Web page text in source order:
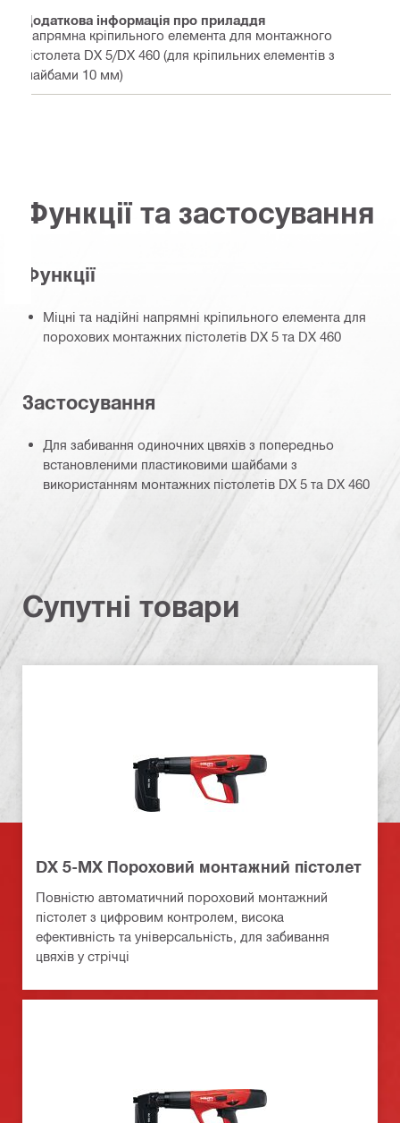
Додаткова інформація про приладдя
Напрямна кріпильного елемента для монтажного
пістолета DX 5/DX 460 (для кріпильних елементів з
шайбами 10 мм)
Функції та застосування
Функції
Міцні та надійні напрямні кріпильного елемента для
порохових монтажних пістолетів DX 5 та DX 460
Застосування
Для забивання одиночних цвяхів з попередньо
встановленими пластиковими шайбами з
використанням монтажних пістолетів DX 5 та DX 460
Супутні товари
DX 5-MX Пороховий монтажний пістолет
Повністю автоматичний пороховий монтажний
пістолет з цифровим контролем, висока
ефективність та універсальність, для забивання
цвяхів у стрічці